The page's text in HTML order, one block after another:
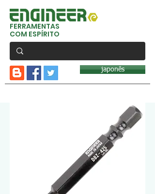
FERRAMENTAS
COM ESPÍRITO
japonês